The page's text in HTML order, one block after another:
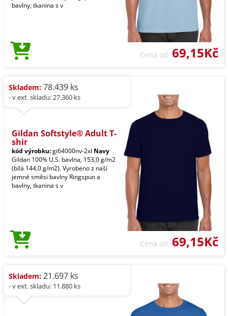
bavlny, tkanina s v
Cena od 69,15Kč
Skladem: 78.439 ks
- v ext. skladu: 27.360 ks
Gildan Softstyle® Adult T-
shir
kód výrobku:gi64000nv-2xl Navy
Gildan 100% U.S. bavlna, 153,0 g/m2
(bílá 144,0 g/m2). Vyrobeno z naší
jemné směsi bavlny Ringspun a
bavlny, tkanina s v
Cena od 69,15Kč
Skladem: 21.697 ks
- v ext. skladu: 11.880 ks